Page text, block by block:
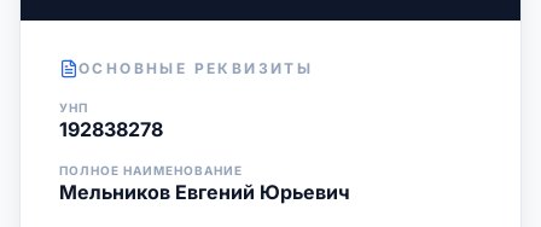
ОСНОВНЫЕ РЕКВИЗИТЫ
УНП
192838278
ПОЛНОЕ НАИМЕНОВАНИЕ
Мельников Евгений Юрьевич